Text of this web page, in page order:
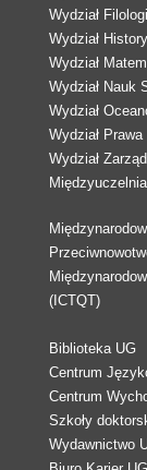
Wydział
Wydział
Wydział
Wydział Nauk
Wydział
Wydział
Wydział
(ICTQT)
Biblioteka UG
Centrum
Centrum
Szkoły
Wydawnictwo